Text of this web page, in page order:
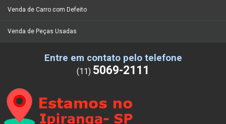
Venda de Carro com Defeito
Venda de Peças Usadas
Entre em contato pelo telefone
(11) 5069-2111